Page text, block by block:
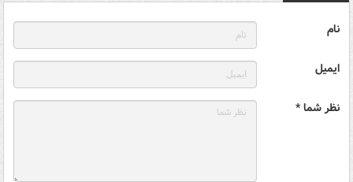
نام
ایمیل
نظر شما *